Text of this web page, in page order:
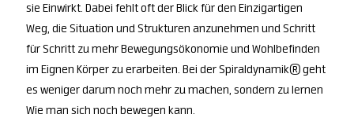
sie Einwirkt. Dabei fehlt oft der Blick für den Einzigartigen
Weg, die Situation und Strukturen anzunehmen und Schritt
für Schritt zu mehr Bewegungsökonomie und Wohlbefinden
im Eignen Körper zu erarbeiten. Bei der Spiraldynamik® geht
es weniger darum noch mehr zu machen, sondern zu lernen
Wie man sich noch bewegen kann.